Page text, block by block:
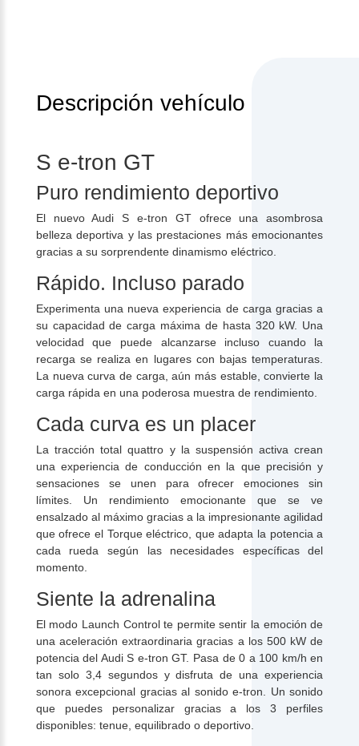
Descripción vehículo
S e-tron GT
Puro rendimiento deportivo
El nuevo Audi S e-tron GT ofrece una asombrosa
belleza deportiva y las prestaciones más emocionantes
gracias a su sorprendente dinamismo eléctrico.
Rápido. Incluso parado
Experimenta una nueva experiencia de carga gracias a
su capacidad de carga máxima de hasta 320 kW. Una
velocidad que puede alcanzarse incluso cuando la
recarga se realiza en lugares con bajas temperaturas.
La nueva curva de carga, aún más estable, convierte la
carga rápida en una poderosa muestra de rendimiento.
Cada curva es un placer
La tracción total quattro y la suspensión activa crean
una experiencia de conducción en la que precisión y
sensaciones se unen para ofrecer emociones sin
límites. Un rendimiento emocionante que se ve
ensalzado al máximo gracias a la impresionante agilidad
que ofrece el Torque eléctrico, que adapta la potencia a
cada rueda según las necesidades específicas del
momento.
Siente la adrenalina
El modo Launch Control te permite sentir la emoción de
una aceleración extraordinaria gracias a los 500 kW de
potencia del Audi S e-tron GT. Pasa de 0 a 100 km/h en
tan solo 3,4 segundos y disfruta de una experiencia
sonora excepcional gracias al sonido e-tron. Un sonido
que puedes personalizar gracias a los 3 perfiles
disponibles: tenue, equilibrado o deportivo.